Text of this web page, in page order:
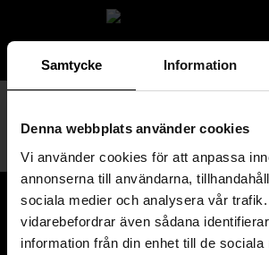
Samtycke Information
Denna webbplats använder cookies
Vi använder cookies för att anpassa
annonserna till användarna,
sociala medier och analysera vår
vidarebefordrar även sådana
information från din enhet till de sociala
MENY
HITTA TILL OSS
Klicka här för att få en
vägbeskrivning till